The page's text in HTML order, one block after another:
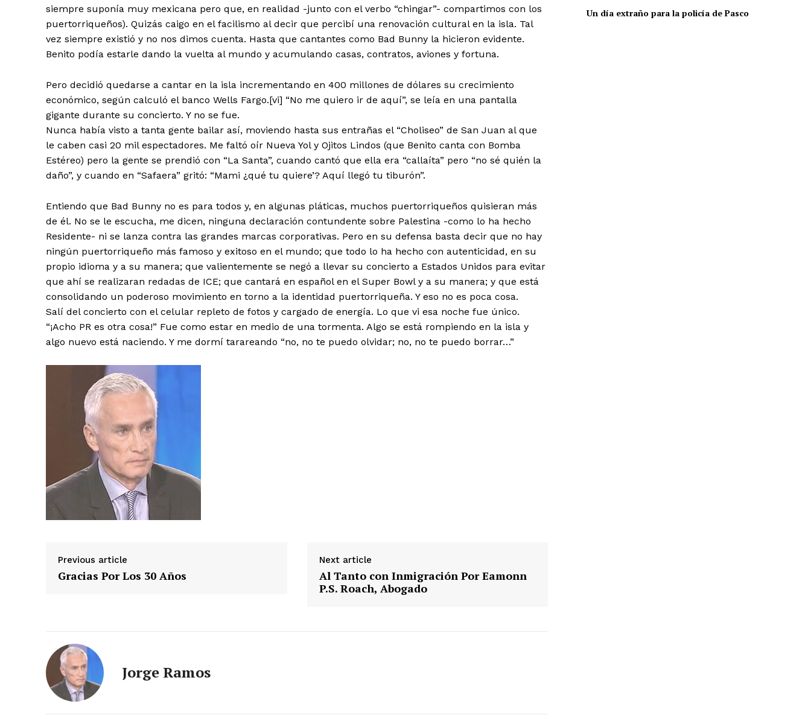
siempre suponía muy mexicana pero que, en realidad -junto con el verbo “chingar”- compartimos con los
puertorriqueños). Quizás caigo en el facilismo al decir que percibí una renovación cultural en la isla. Tal
vez siempre existió y no nos dimos cuenta. Hasta que cantantes como Bad Bunny la hicieron evidente.
Benito podía estarle dando la vuelta al mundo y acumulando casas, contratos, aviones y fortuna.
Pero decidió quedarse a cantar en la isla incrementando en 400 millones de dólares su crecimiento
económico, según calculó el banco Wells Fargo.[vi] “No me quiero ir de aquí”, se leía en una pantalla
gigante durante su concierto. Y no se fue.
Nunca había visto a tanta gente bailar así, moviendo hasta sus entrañas el “Choliseo” de San Juan al que
le caben casi 20 mil espectadores. Me faltó oír Nueva Yol y Ojitos Lindos (que Benito canta con Bomba
Estéreo) pero la gente se prendió con “La Santa”, cuando cantó que ella era “callaíta” pero “no sé quién la
daño”, y cuando en “Safaera” gritó: “Mami ¿qué tu quiere’? Aquí llegó tu tiburón”.
Entiendo que Bad Bunny no es para todos y, en algunas pláticas, muchos puertorriqueños quisieran más
de él. No se le escucha, me dicen, ninguna declaración contundente sobre Palestina -como lo ha hecho
Residente- ni se lanza contra las grandes marcas corporativas. Pero en su defensa basta decir que no hay
ningún puertorriqueño más famoso y exitoso en el mundo; que todo lo ha hecho con autenticidad, en su
propio idioma y a su manera; que valientemente se negó a llevar su concierto a Estados Unidos para evitar
que ahí se realizaran redadas de ICE; que cantará en español en el Super Bowl y a su manera; y que está
consolidando un poderoso movimiento en torno a la identidad puertorriqueña. Y eso no es poca cosa.
Salí del concierto con el celular repleto de fotos y cargado de energía. Lo que vi esa noche fue único.
“¡Acho PR es otra cosa!” Fue como estar en medio de una tormenta. Algo se está rompiendo en la isla y
algo nuevo está naciendo. Y me dormí tarareando “no, no te puedo olvidar; no, no te puedo borrar…”
Previous article
Gracias Por Los 30 Años
Next article
Al Tanto con Inmigración Por Eamonn
P.S. Roach, Abogado
Jorge Ramos
Un día extraño para la policía de Pasco